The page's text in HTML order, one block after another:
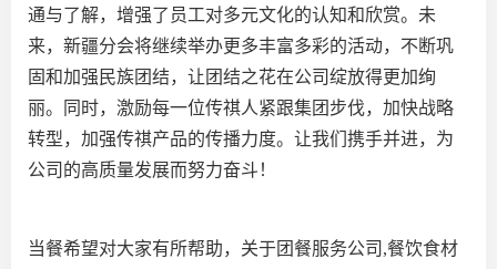
通与了解，增强了员工对多元文化的认知和欣赏。未
来，新疆分会将继续举办更多丰富多彩的活动，不断巩
固和加强民族团结，让团结之花在公司绽放得更加绚
丽。同时，激励每一位传祺人紧跟集团步伐，加快战略
转型，加强传祺产品的传播力度。让我们携手并进，为
公司的高质量发展而努力奋斗！
当餐希望对大家有所帮助，关于团餐服务公司,餐饮食材